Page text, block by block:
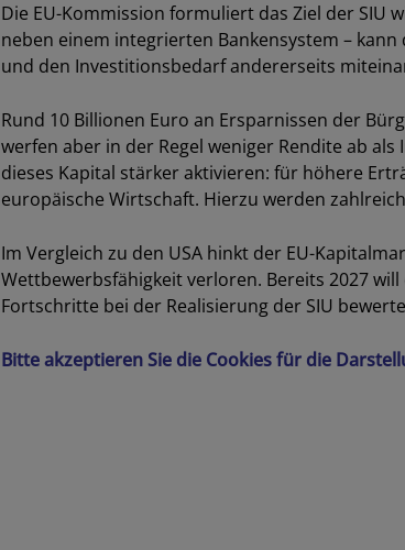
Die EU-Kommission formuliert das Ziel der SIU
neben einem integrierten Bankensystem –
und den Investitionsbedarf andererseits
Rund 10 Billionen Euro an Ersparnissen der
werfen aber in der Regel weniger Rendite ab
dieses Kapital stärker aktivieren: für höhere
europäische Wirtschaft. Hierzu werden
Im Vergleich zu den USA hinkt der EU-
Wettbewerbsfähigkeit verloren. Bereits 2027
Fortschritte bei der Realisierung der SIU
Bitte akzeptieren Sie die Cookies für die